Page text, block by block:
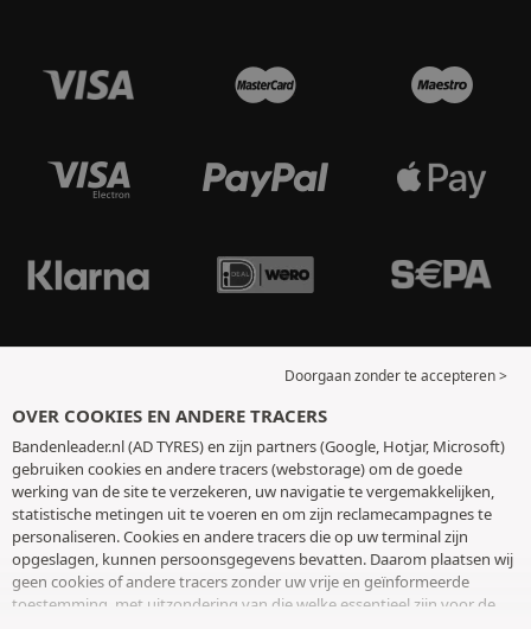
Doorgaan zonder te accepteren >
OVER COOKIES EN ANDERE TRACERS
Bandenleader.nl (AD TYRES) en zijn partners (Google, Hotjar, Microsoft)
gebruiken cookies en andere tracers (webstorage) om de goede
werking van de site te verzekeren, uw navigatie te vergemakkelijken,
statistische metingen uit te voeren en om zijn reclamecampagnes te
personaliseren. Cookies en andere tracers die op uw terminal zijn
opgeslagen, kunnen persoonsgegevens bevatten. Daarom plaatsen wij
geen cookies of andere tracers zonder uw vrije en geïnformeerde
toestemming, met uitzondering van die welke essentieel zijn voor de